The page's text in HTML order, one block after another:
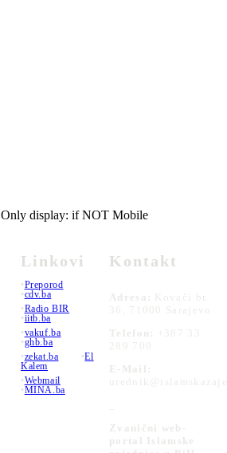
Only display: if NOT Mobile
Linkovi
•Preporod
•cdv.ba
•Radio BIR
•iitb.ba
•vakuf.ba
•ghb.ba
•zekat.ba •El
Kalem
•Webmail
•MINA.ba
Kontakt
Adresa:
Kovači br.
36, 71000 Sarajevo
Telefon:
+387 33
289 700
E-Mail:
Zvanični web-
portal Islamske